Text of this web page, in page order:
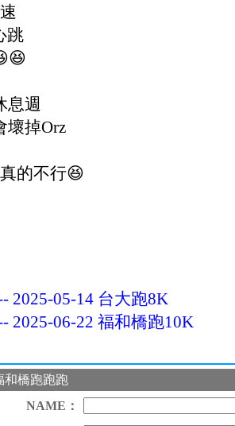
跳
息週
壞掉Orz
的不行😆
2025-05-14 台大跑8K
2025-06-22 福和橋跑10K
和橋跑跑跑
NAME：